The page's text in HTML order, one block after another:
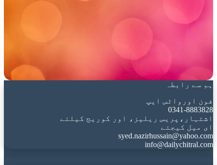
ہم سے رابطہ
فون اورواٹس ایپ
0341-8883828
اشتہار،پریس ریلیز، اور کوریج کیلئے
ای میل کیجئے
syed.nazirhussain@yahoo.com
info@dailychitral.com